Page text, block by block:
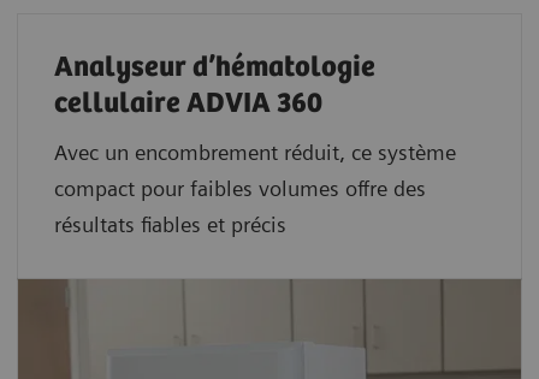
Analyseur d’hématologie
cellulaire ADVIA 360
Avec un encombrement réduit, ce système
compact pour faibles volumes offre des
résultats fiables et précis